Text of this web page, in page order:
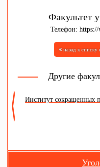
Факультет
Телефон: https://
назад к списку
Другие
Институт сокращенных